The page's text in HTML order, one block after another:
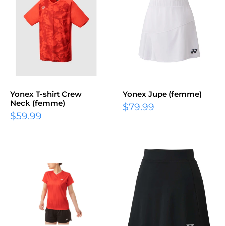
Yonex T-shirt Crew
Neck (femme)
$59.99
Yonex Jupe (femme)
$79.99